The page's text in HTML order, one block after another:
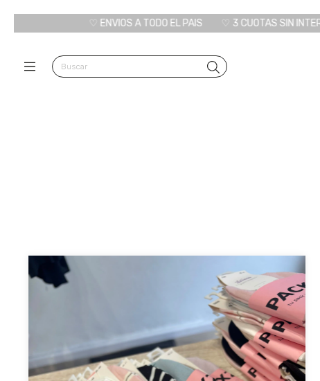
♡ ENVIOS A TODO EL PAIS ♡ 3 CUOTAS SIN INTERES